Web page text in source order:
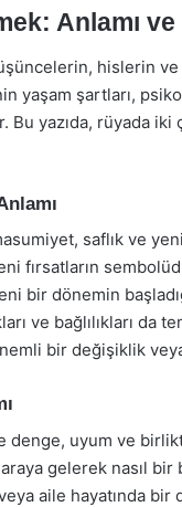
Anlamı ve
hislerin
yaşam şartları,
yazıda, rüyada iki
saflık ve
fırsatların
bir dönemin
ve bağlılıkları da
bir değişiklik
denge, uyum ve
araya gelerek nasıl
aile hayatında bir